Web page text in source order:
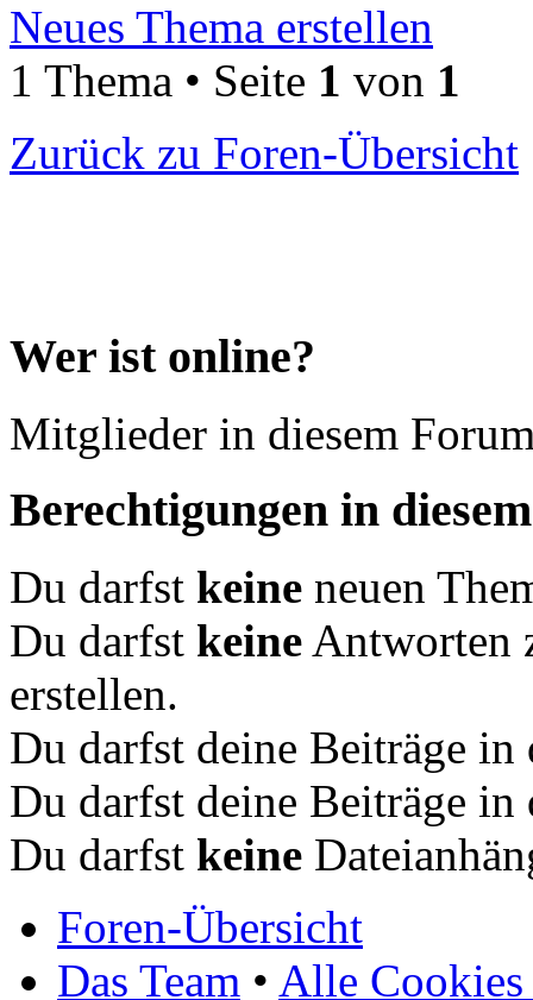
Neues Thema erstellen
1 Thema • Seite 1 von 1
Zurück zu Foren-Übersicht
Wer ist online?
Mitglieder in diesem
Berechtigungen in
Du darfst keine neuen
Du darfst keine Antworten
erstellen.
Du darfst deine Beiträge
Du darfst deine Beiträge
Du darfst keine
Foren-Übersicht
Das Team • Alle Cookies